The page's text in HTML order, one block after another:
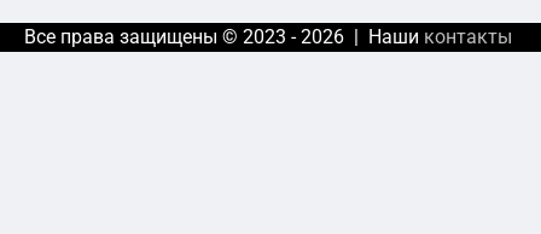
Все права защищены © 2023 - 2026 | Наши контакты